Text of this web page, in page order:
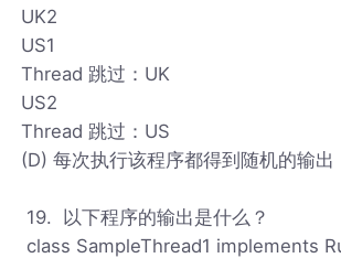
UK2
US1
Thread 跳过：UK
US2
Thread 跳过：US
(D) 每次执行该程序都得到随机的输出
19. 以下程序的输出是什么？
class SampleThread1 implements